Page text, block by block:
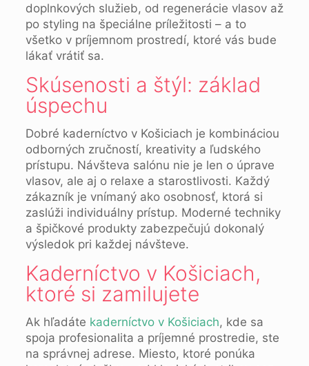
doplnkových služieb, od regenerácie vlasov až
po styling na špeciálne príležitosti – a to
všetko v príjemnom prostredí, ktoré vás bude
lákať vrátiť sa.
Skúsenosti a štýl: základ
úspechu
Dobré kaderníctvo v Košiciach je kombináciou
odborných zručností, kreativity a ľudského
prístupu. Návšteva salónu nie je len o úprave
vlasov, ale aj o relaxe a starostlivosti. Každý
zákazník je vnímaný ako osobnosť, ktorá si
zaslúži individuálny prístup. Moderné techniky
a špičkové produkty zabezpečujú dokonalý
výsledok pri každej návšteve.
Kaderníctvo v Košiciach,
ktoré si zamilujete
Ak hľadáte kaderníctvo v Košiciach, kde sa
spoja profesionalita a príjemné prostredie, ste
na správnej adrese. Miesto, ktoré ponúka